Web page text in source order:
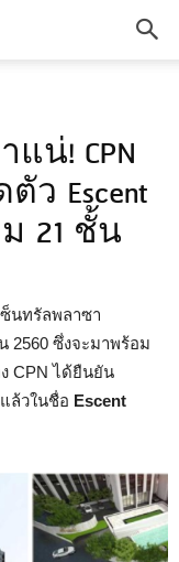
น่! CPN
ว Escent
21 ชั้น
นทรัลพลาซา
2560 ซึ่งจะมาพร้อม
CPN ได้ยืนยัน
ล้วในชื่อ Escent